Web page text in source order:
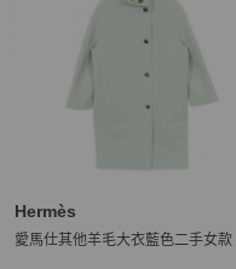
Hermès
愛馬仕其他羊毛大衣藍色二手女款